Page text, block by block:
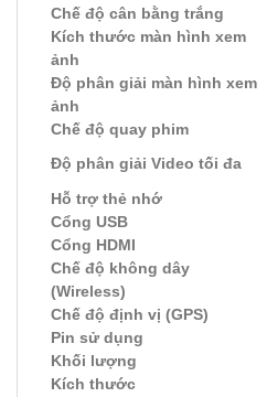
Chế độ cân bằng trắng
Kích thước màn hình xem
ảnh
Độ phân giải màn hình xem
ảnh
Chế độ quay phim
Độ phân giải Video tối đa
Hỗ trợ thẻ nhớ
Cổng USB
Cổng HDMI
Chế độ không dây
(Wireless)
Chế độ định vị (GPS)
Pin sử dụng
Khối lượng
Kích thước